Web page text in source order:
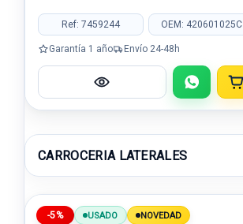
Ref: 7459244 OEM: 420601025C
Garantía 1 año Envío 24-48h
CARROCERIA LATERALES
-5% USADO NOVEDAD